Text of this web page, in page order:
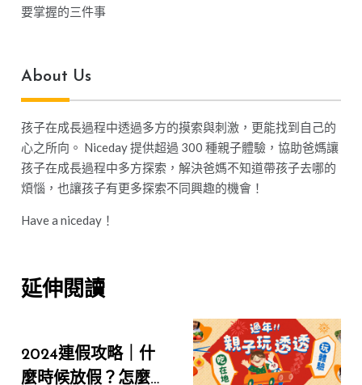
要掌握的三件事
About Us
孩子在成長過程中透過多方的摸索與刺激，更能找到自己的
心之所向。 Niceday 提供超過 300 種親子體驗，協助爸媽讓
孩子在成長過程中多方探索，解決爸媽不知道帶孩子去哪的
煩惱，也讓孩子有更多探索不同興趣的機會！
Have a niceday！
延伸閱讀
2024連假攻略｜什
麼時候放假？怎麼請